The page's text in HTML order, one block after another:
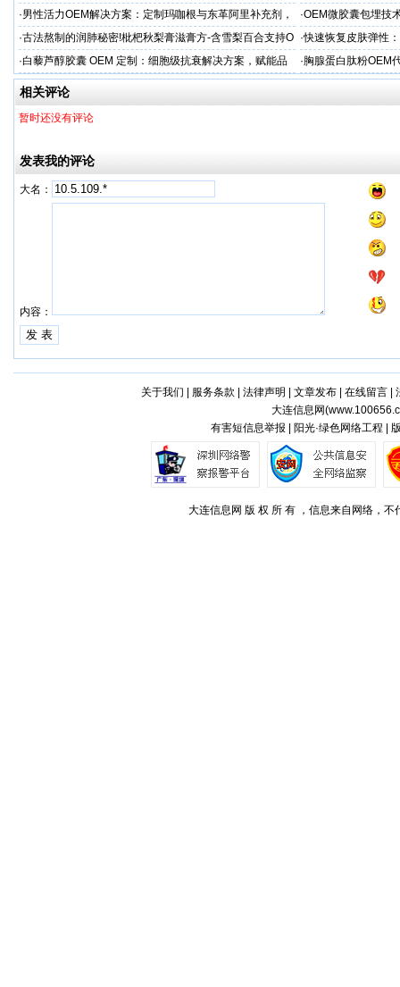
力保驾护航
·男性活力OEM解决方案：定制玛咖根与东革阿里补充剂，
出口市场专属
·OEM微胶囊包埋技
代工定制
·古法熬制的润肺秘密!枇杷秋梨膏滋膏方-含雪梨百合支持O
EM加工
·快速恢复皮肤弹性
美肌补充剂专业代工
·白藜芦醇胶囊 OEM 定制：细胞级抗衰解决方案，赋能品
牌精准布局大健康
· 胸腺蛋白肽粉OEM
力健康产品快速上市
相关评论
暂时还没有评论
发表我的评论
大名：
内容：
关于我们 服务条款 法律声明 文章发布| 在线留言|
大连信息网(
有害短信息举报 | 阳光·绿色网络工程 |
大连信息网 版 权 所 有 ，信息来自网络，